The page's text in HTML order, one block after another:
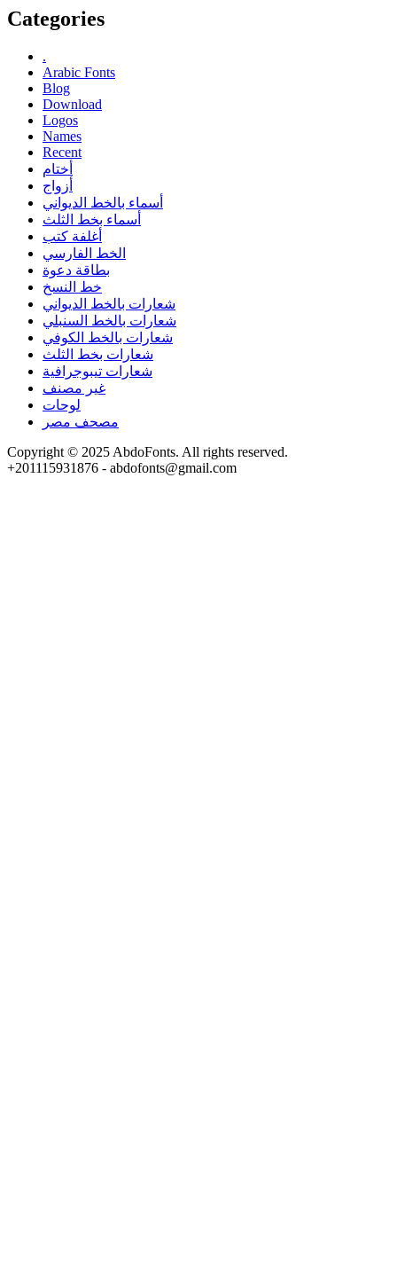
Categories
.
Arabic Fonts
Blog
Download
Logos
Names
Recent
أختام
أزواج
أسماء بالخط الديواني
أسماء بخط الثلث
أغلفة كتب
الخط الفارسي
بطاقة دعوة
خط النسخ
شعارات بالخط الديواني
شعارات بالخط السنبلي
شعارات بالخط الكوفي
شعارات بخط الثلث
شعارات تيبوجرافية
غير مصنف
لوحات
مصحف مصر
Copyright © 2025 AbdoFonts. All rights reserved.
+201115931876 - abdofonts@gmail.com